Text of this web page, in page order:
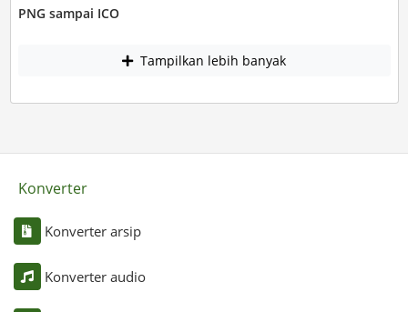
PNG sampai ICO
Tampilkan lebih banyak
Konverter
Konverter arsip
Konverter audio